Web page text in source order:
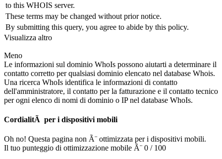
to this WHOIS server.
These terms may be changed without prior notice.
By submitting this query, you agree to abide by this policy.
Visualizza altro
Meno
Le informazioni sul dominio WhoIs possono aiutarti a determinare il
contatto corretto per qualsiasi dominio elencato nel database Whois.
Una ricerca WhoIs identifica le informazioni di contatto
dell'amministratore, il contatto per la fatturazione e il contatto tecnico
per ogni elenco di nomi di dominio o IP nel database WhoIs.
CordialitÃ per i dispositivi mobili
Oh no! Questa pagina non Ã¨ ottimizzata per i dispositivi mobili.
Il tuo punteggio di ottimizzazione mobile Ã¨ 0 / 100